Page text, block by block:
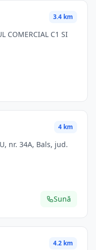
3.4 km
4 km
Sună
4.2 km